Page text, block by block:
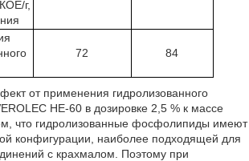
г,
72 84
от применения гидролизованного
HE-60 в дозировке 2,5 % к массе
что гидролизованные фосфолипиды имеют
конфигурации, наиболее подходящей для
с крахмалом. Поэтому при